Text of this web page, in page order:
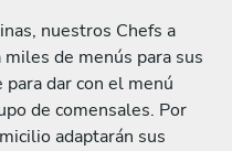
nuestros Chefs a
de menús para sus
dar con el menú
de comensales. Por
adaptarán sus